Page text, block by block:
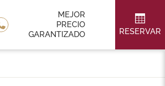
MEJOR
PRECIO
GARANTIZADO
RESERVAR